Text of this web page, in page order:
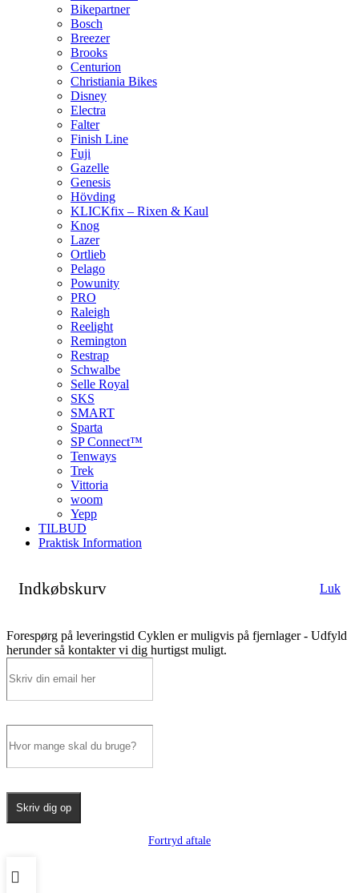
Bikepartner
Bosch
Breezer
Brooks
Centurion
Christiania Bikes
Disney
Electra
Falter
Finish Line
Fuji
Gazelle
Genesis
Hövding
KLICKfix – Rixen & Kaul
Knog
Lazer
Ortlieb
Pelago
Powunity
PRO
Raleigh
Reelight
Remington
Restrap
Schwalbe
Selle Royal
SKS
SMART
Sparta
SP Connect™
Tenways
Trek
Vittoria
woom
Yepp
TILBUD
Praktisk Information
Indkøbskurv Luk
Forespørg på leveringstid Cyklen er muligvis på fjernlager - Udfyld
herunder så kontakter vi dig hurtigst muligt.
Skriv dig op
Fortryd aftale